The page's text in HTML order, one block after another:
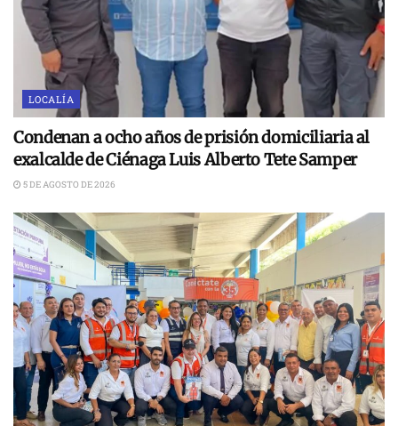
LOCALÍA
Condenan a ocho años de prisión domiciliaria al
exalcalde de Ciénaga Luis Alberto Tete Samper
5 DE AGOSTO DE 2026